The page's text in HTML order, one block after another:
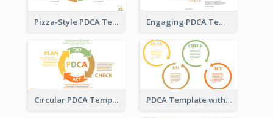
Pizza-Style PDCA Template Engaging PDCA Template
Circular PDCA Template PDCA Template with Rings